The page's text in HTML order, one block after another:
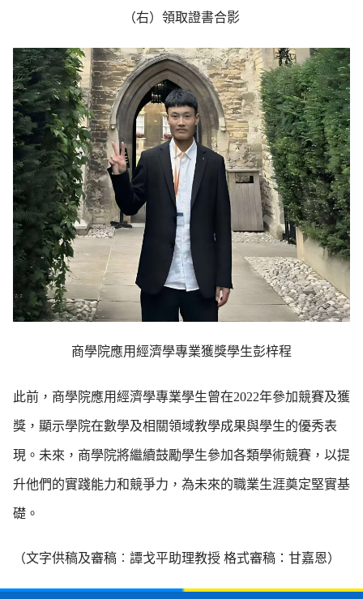
（右）領取證書合影
商學院應用經濟學專業獲獎學生彭梓程
此前，商學院應用經濟學專業學生曾在2022年參加競賽及獲
獎，顯示學院在數學及相關領域教學成果與學生的優秀表
現。未來，商學院將繼續鼓勵學生參加各類學術競賽，以提
升他們的實踐能力和競爭力，為未來的職業生涯奠定堅實基
礎。
（文字供稿及審稿︰譚戈平助理教授 格式審稿：甘嘉恩）